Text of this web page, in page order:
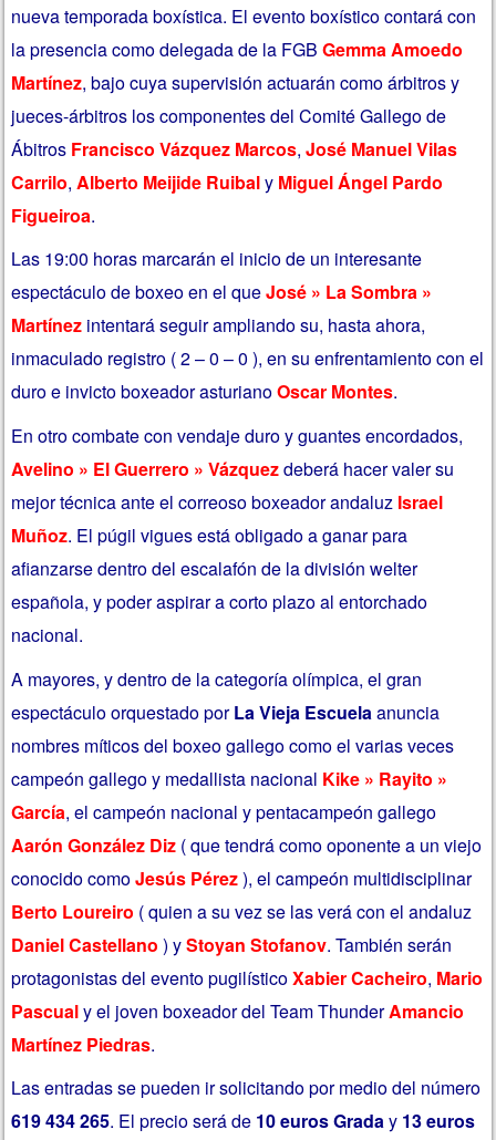
nueva temporada boxística. El evento boxístico contará con
la presencia como delegada de la FGBGemma Amoedo
Martínez, bajo cuya supervisión actuarán como árbitros y
jueces-árbitros los componentes del Comité Gallego de
Ábitros Francisco Vázquez Marcos,José Manuel Vilas
Carrilo,Alberto Meijide Ruibaly Miguel Ángel Pardo
Figueiroa.
Las 19:00 horas marcarán el inicio de un interesante
espectáculo de boxeo en el queJosé » La Sombra »
Martínez intentará seguir ampliando su, hasta ahora,
inmaculado registro ( 2 – 0 – 0 ), en su enfrentamiento con el
duro e invicto boxeador asturianoOscar Montes.
En otro combate con vendaje duro y guantes encordados,
Avelino » El Guerrero » Vázquezdeberá hacer valer su
mejor técnica ante el correoso boxeador andaluz Israel
Muñoz. El púgil vigues está obligado a ganar para
afianzarse dentro del escalafón de la división welter
española, y poder aspirar a corto plazo al entorchado
nacional.
A mayores, y dentro de la categoría olímpica, el gran
espectáculo orquestado porLa Vieja Escuelaanuncia
nombres míticos del boxeo gallego como el varias veces
campeón gallego y medallista nacional Kike » Rayito »
García, el campeón nacional y pentacampeón gallego
Aarón González Diz ( que tendrá como oponente a un viejo
conocido comoJesús Pérez), el campeón multidisciplinar
Berto Loureiro ( quien a su vez se las verá con el andaluz
Daniel Castellano ) yStoyan Stofanov. También serán
protagonistas del evento pugilísticoXabier Cacheiro, Mario
Pascualy el joven boxeador del Team ThunderAmancio
Martínez Piedras.
Las entradas se pueden ir solicitando por medio del número
619 434 265. El precio será de 10 euros Graday 13 euros